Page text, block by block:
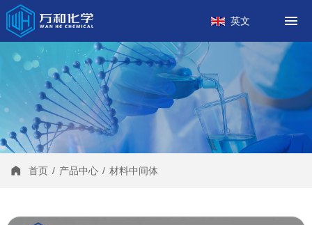
英文
首页
关于我们
产品中心
工厂案例
新闻中心
首页 / 产品中心 / 材料中间体